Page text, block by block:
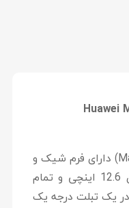
هوآوی میت پد پرو (MatePad Pro) دارای فرم شیک و
وزن سبک، صفحه نمایش زیبای 12.6 اینچی و تمام
یک تبلت درجه ‌یک